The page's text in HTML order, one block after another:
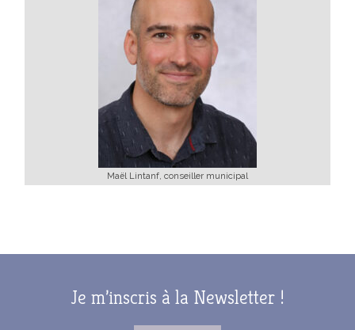
Maël Lintanf, conseiller municipal
Je m’inscris à la Newsletter !